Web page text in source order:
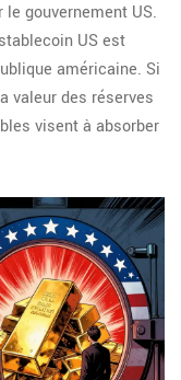
gouvernement US.
US est
américaine. Si
valeur des réserves
visent à absorber